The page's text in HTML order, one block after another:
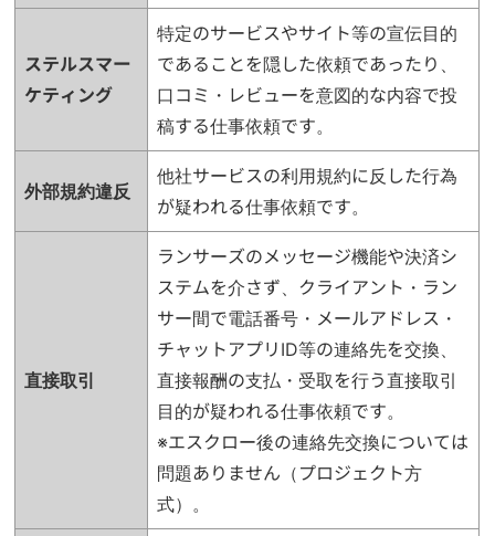
ステルスマー
ケティング
特定のサービスやサイト等の宣伝目的
であることを隠した依頼であったり、
口コミ・レビューを意図的な内容で投
稿する仕事依頼です。
外部規約違反
他社サービスの利用規約に反した行為
が疑われる仕事依頼です。
直接取引
ランサーズのメッセージ機能や決済シ
ステムを介さず、クライアント・ラン
サー間で電話番号・メールアドレス・
チャットアプリID等の連絡先を交換、
直接報酬の支払・受取を行う直接取引
目的が疑われる仕事依頼です。
※エスクロー後の連絡先交換については
問題ありません（プロジェクト方
式）。